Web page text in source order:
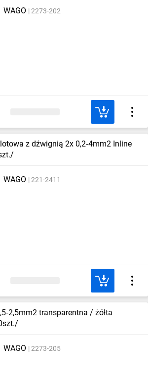
WAGO 2273-202
z dźwignią 2x 0,2‑4mm2 Inline
WAGO 221-2411
transparentna / żółta
WAGO 2273-205